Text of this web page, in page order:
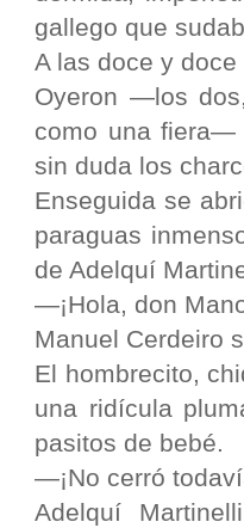
gallego que
A las doce y
Oyeron —los
como una fiera—
sin duda los
Enseguida se
paraguas
de Adelquí
—¡Hola, don
Manuel Cerdeiro
El hombrecito,
una ridícula
pasitos de bebé.
—¡No cerró
Adelquí